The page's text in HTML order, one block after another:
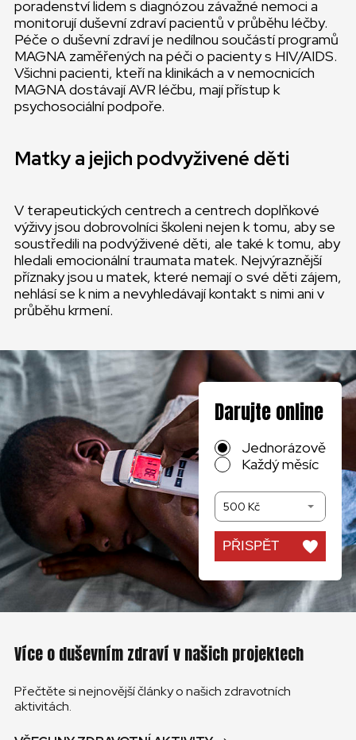
poradenství lidem s diagnózou závažné nemoci a
monitorují duševní zdraví pacientů v průběhu léčby.
Péče o duševní zdraví je nedílnou součástí programů
MAGNA zaměřených na péči o pacienty s HIV/AIDS.
Všichni pacienti, kteří na klinikách a v nemocnicích
MAGNA dostávají AVR léčbu, mají přístup k
psychosociální podpoře.
Matky a jejich podvyživené děti
V terapeutických centrech a centrech doplňkové
výživy jsou dobrovolníci školeni nejen k tomu, aby se
soustředili na podvýživené děti, ale také k tomu, aby
hledali emocionální traumata matek. Nejvýraznější
příznaky jsou u matek, které nemají o své děti zájem,
nehlásí se k nim a nevyhledávají kontakt s nimi ani v
průběhu krmení.
Darujte online
Jednorázově
Každý měsíc
500 Kč
PŘISPĚT
Více o duševním zdraví v našich projektech
Přečtěte si nejnovější články o našich zdravotních
aktivitách.